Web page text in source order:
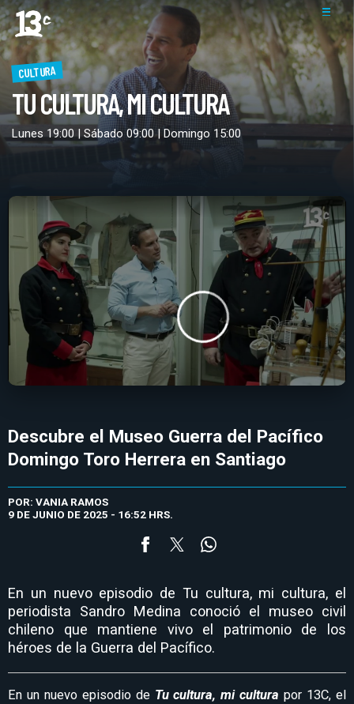
CULTURA
TU CULTURA, MI CULTURA
Lunes 19:00 | Sábado 09:00 | Domingo 15:00
Descubre el Museo Guerra del Pacífico
Domingo Toro Herrera en Santiago
POR: VANIA RAMOS
9 DE JUNIO DE 2025 - 16:52 HRS.
En un nuevo episodio de Tu cultura, mi cultura, el
periodista Sandro Medina conoció el museo civil
chileno que mantiene vivo el patrimonio de los
héroes de la Guerra del Pacífico.
En un nuevo episodio de Tu cultura, mi cultura por 13C, el